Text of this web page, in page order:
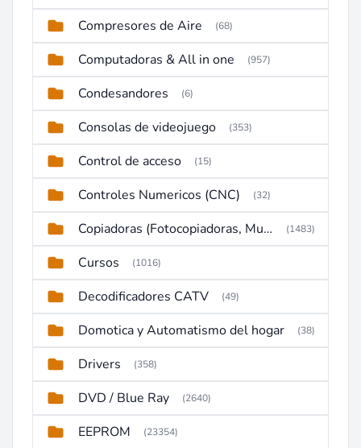
Compresores de Aire
(68)
Computadoras & All in one (957)
Condesandores (6)
Consolas de videojuego (353)
Control de acceso (15)
Controles Numericos (CNC) (32)
Copiadoras (Fotocopiadoras, Multifunctions, Ploter, etc) (1483)
Cursos (1016)
Decodificadores CATV (49)
Domotica y Automatismo del hogar (38)
Drivers (358)
DVD / Blue Ray (2640)
EEPROM (23354)